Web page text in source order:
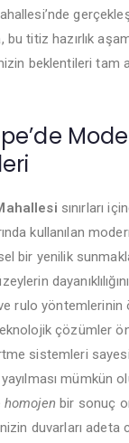
bu titiz hazırlık
beklentileri tam
sınırları
kullanılan
bir yenilik
rulo yöntemlerinin
çözümler
sistemleri
mümkün
homojen bir sonuç
duvarları adeta